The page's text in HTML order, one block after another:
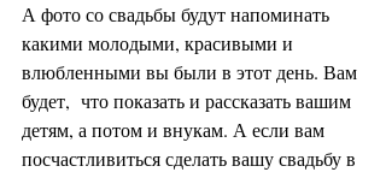
А фото со свадьбы будут напоминать
какими молодыми, красивыми и
влюбленными вы были в этот день. Вам
будет,  что показать и рассказать вашим
детям, а потом и внукам. А если вам
посчастливиться сделать вашу свадьбу в